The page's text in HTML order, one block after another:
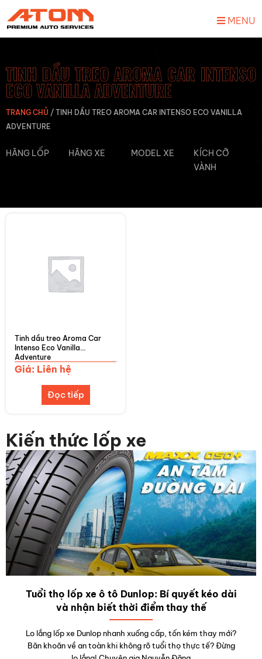
MENU
TINH DẦU TREO AROMA CAR INTENSO
ECO VANILLA ADVENTURE
TRANG CHỦ / TINH DẦU TREO AROMA CAR INTENSO ECO VANILLA
ADVENTURE
HÃNG LỐP HÃNG XE MODEL XE
KÍCH CỠ
VÀNH
Tinh dầu treo Aroma Car
Intenso Eco Vanilla
Adventure
Giá: Liên hệ
Đọc tiếp
Kiến thức lốp xe
Tuổi thọ lốp xe ô tô Dunlop: Bí quyết kéo dài
và nhận biết thời điểm thay thế
Lo lắng lốp xe Dunlop nhanh xuống cấp, tốn kém thay mới?
Băn khoăn về an toàn khi không rõ tuổi thọ thực tế? Đừng